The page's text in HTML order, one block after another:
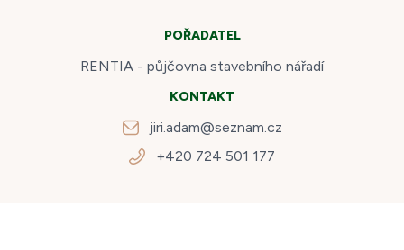
POŘADATEL
RENTIA - půjčovna stavebního nářadí
KONTAKT
jiri.adam@seznam.cz
+420 724 501 177